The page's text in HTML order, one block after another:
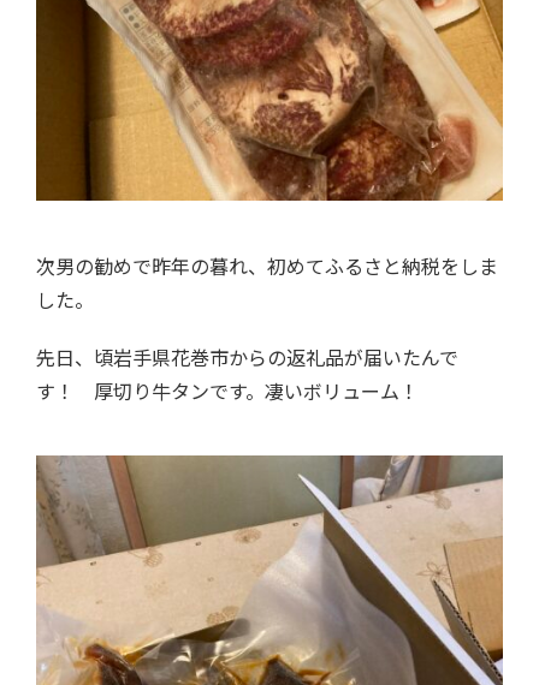
次男の勧めで昨年の暮れ、初めてふるさと納税をしま
した。
先日、頃岩手県花巻市からの返礼品が届いたんで
す！ 厚切り牛タンです。凄いボリューム！